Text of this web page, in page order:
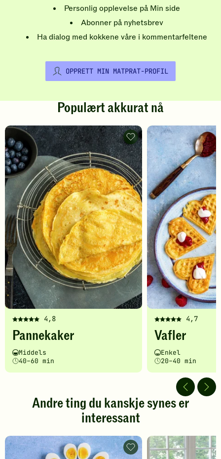
Personlig opplevelse på Min side
Abonner på nyhetsbrev
Ha dialog med kokkene våre i kommentarfeltene
OPPRETT MIN MATPRAT-PROFIL
Populært akkurat nå
4,8
Denne
oppskriften
fått
5
av
stjerner.
gi
din
Pannekaker
Vanskelighetsgrad
Middels
Tilberedningstid
40–60 min
Pannekaker
-
legg
til
favoritter
4,7
Denne
oppskriften
fått
5
av
stjerner.
Klikk
gi
din
Vafler
Vanskelighetsgrad
Enkel
Tilberedningstid
20–40 min
Andre ting du kanskje synes er
interessant
Hvordan
koke